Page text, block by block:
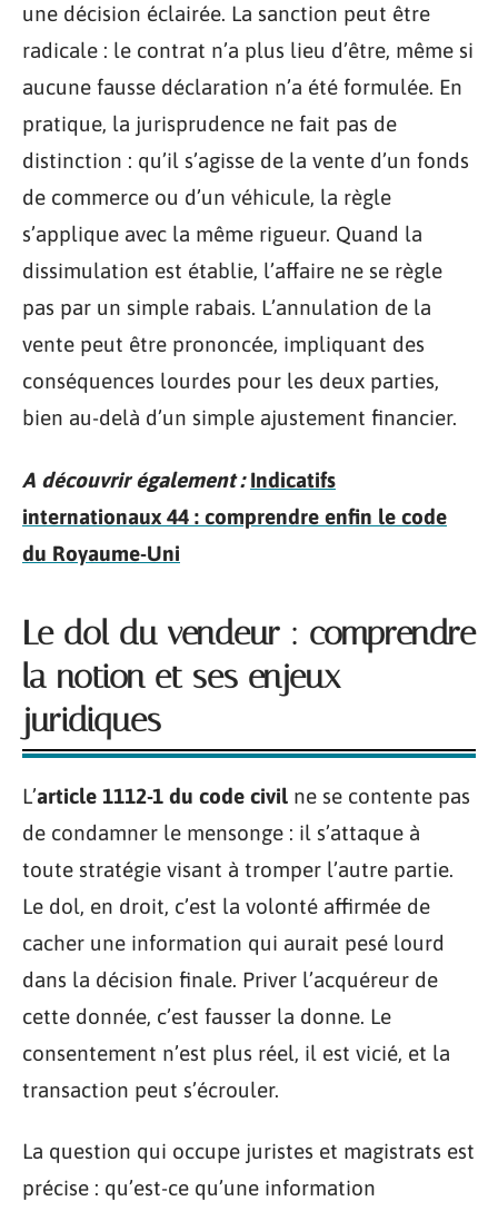
une décision éclairée. La sanction peut être
radicale : le contrat n’a plus lieu d’être, même si
aucune fausse déclaration n’a été formulée. En
pratique, la jurisprudence ne fait pas de
distinction : qu’il s’agisse de la vente d’un fonds
de commerce ou d’un véhicule, la règle
s’applique avec la même rigueur. Quand la
dissimulation est établie, l’affaire ne se règle
pas par un simple rabais. L’annulation de la
vente peut être prononcée, impliquant des
conséquences lourdes pour les deux parties,
bien au-delà d’un simple ajustement financier.
A découvrir également : Indicatifs
internationaux 44 : comprendre enfin le code
du Royaume-Uni
Le dol du vendeur : comprendre
la notion et ses enjeux
juridiques
L’article 1112-1 du code civil ne se contente pas
de condamner le mensonge : il s’attaque à
toute stratégie visant à tromper l’autre partie.
Le dol, en droit, c’est la volonté affirmée de
cacher une information qui aurait pesé lourd
dans la décision finale. Priver l’acquéreur de
cette donnée, c’est fausser la donne. Le
consentement n’est plus réel, il est vicié, et la
transaction peut s’écrouler.
La question qui occupe juristes et magistrats est
précise : qu’est-ce qu’une information